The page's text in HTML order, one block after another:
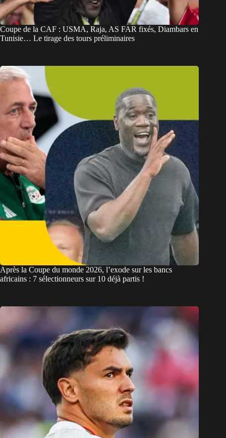
Coupe de la CAF : USMA, Raja, AS FAR fixés, Diambars en
Tunisie… Le tirage des tours préliminaires
Après la Coupe du monde 2026, l’exode sur les bancs
africains : 7 sélectionneurs sur 10 déjà partis !